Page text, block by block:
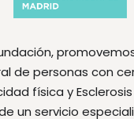
de personas con
física y
un servicio